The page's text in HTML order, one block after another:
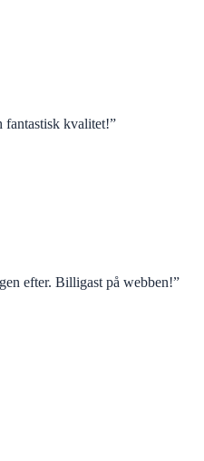
kvalitet!”
efter. Billigast på webben!”